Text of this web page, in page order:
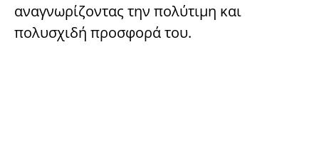
αναγνωρίζοντας την πολύτιμη και
πολυσχιδή προσφορά του.